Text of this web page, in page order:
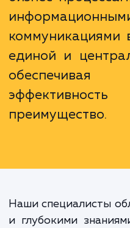
чем просто
позволяет